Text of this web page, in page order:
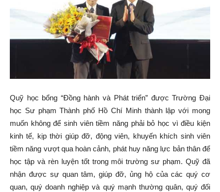
Quỹ học bổng “Đồng hành và Phát triển” được Trường Đại
học Sư phạm Thành phố Hồ Chí Minh thành lập với mong
muốn không để sinh viên tiềm năng phải bỏ học vì điều kiện
kinh tế, kịp thời giúp đỡ, động viên, khuyến khích sinh viên
tiềm năng vượt qua hoàn cảnh, phát huy năng lực bản thân để
học tập và rèn luyện tốt trong môi trường sư phạm. Quỹ đã
nhận được sự quan tâm, giúp đỡ, ủng hộ của các quý cơ
quan, quý doanh nghiệp và quý mạnh thường quân, quý đối